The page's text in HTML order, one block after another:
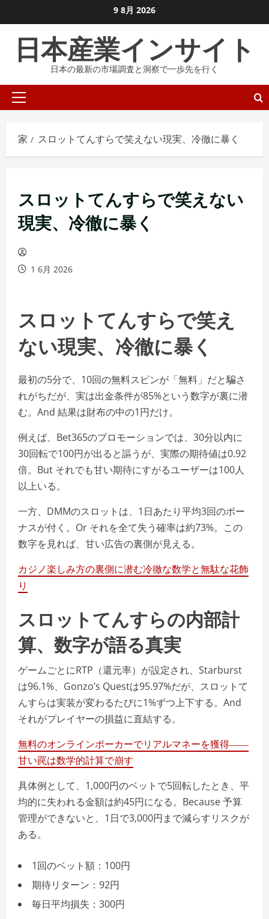
ン
に
プ
9 8月 2026
日本産業インサイト
日本の最新の市場調査と洞察で一歩先を行く
プ
イ
ニ
ュ
ー
家 スロットてんすらで笑えない現実、冷徹に暴く
スロットてんすらで笑えない
現実、冷徹に暴く
1 6月 2026
スロットてんすらで笑え
ない現実、冷徹に暴く
最初の5分で、10回の無料スピンが「無料」だと騙さ
れがちだが、実は出金条件が85%という数字が裏に潜
む。And 結果は財布の中の1円だけ。
例えば、Bet365のプロモーションでは、30分以内に
30回転で100円が出ると謳うが、実際の期待値は0.92
倍。But それでも甘い期待にすがるユーザーは100人
以上いる。
一方、DMMのスロットは、1日あたり平均3回のボー
ナスが付く。Or それを全て失う確率は約73%。この
数字を見れば、甘い広告の裏側が見える。
カジノ楽しみ方の裏側に潜む冷徹な数学と無駄な花飾
り
スロットてんすらの内部計
算、数字が語る真実
ゲームごとにRTP（還元率）が設定され、Starburst
は96.1%、Gonzo’s Questは95.97%だが、スロットて
んすらは実装が変わるたびに1%ずつ上下する。And
それがプレイヤーの損益に直結する。
無料のオンラインポーカーでリアルマネーを獲得――
甘い罠は数学的計算で崩す
具体例として、1,000円のベットで5回転したとき、平
均的に失われる金額は約45円になる。Because 予算
管理ができないと、1日で3,000円まで減らすリスクが
ある。
1回のベット額：100円
期待リターン：92円
毎日平均損失：300円